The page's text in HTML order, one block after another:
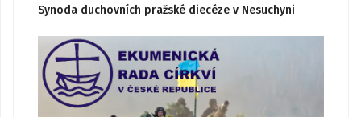
Synoda duchovních pražské diecéze v Nesuchyni